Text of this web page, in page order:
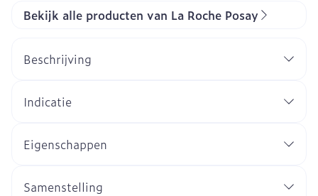
Bekijk alle producten van La Roche Posay
Beschrijving
Indicatie
Eigenschappen
Samenstelling